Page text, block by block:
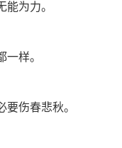
为力。
样。
伤春悲秋。